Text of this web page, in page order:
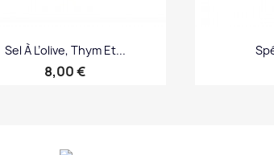
Sel À L’olive, Thym Et...
Prix
8,00 €